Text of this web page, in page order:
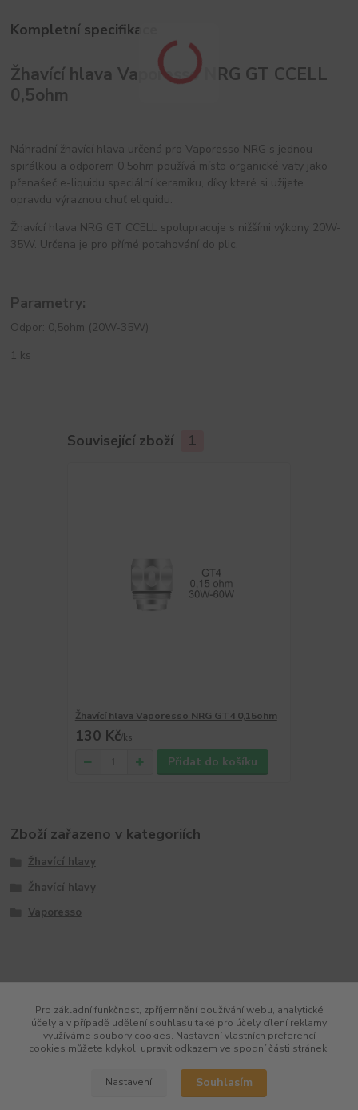
Kompletní specifikace
Žhavící hlava Vaporesso NRG GT CCELL
0,5ohm
Náhradní žhavící hlava určená pro Vaporesso NRG s jednou
spirálkou a odporem 0,5ohm používá místo organické vaty jako
přenašeč e-liquidu speciální keramiku, díky které si užijete
opravdu výraznou chuť eliquidu.
Žhavící hlava NRG GT CCELL spolupracuje s nižšími výkony 20W-
35W. Určena je pro přímé potahování do plic.
Parametry:
Odpor: 0,5ohm (20W-35W)
1 ks
Související zboží 1
Žhavící hlava Vaporesso NRG GT4 0,15ohm
130 Kč/ks
Přidat do košíku
Zboží zařazeno v kategoriích
Žhavící hlavy
Žhavící hlavy
Vaporesso
Pro základní funkčnost, zpříjemnění používání webu, analytické
účely a v případě udělení souhlasu také pro účely cílení reklamy
využíváme soubory cookies. Nastavení vlastních preferencí
cookies můžete kdykoli upravit odkazem ve spodní části stránek.
Nastavení Souhlasím